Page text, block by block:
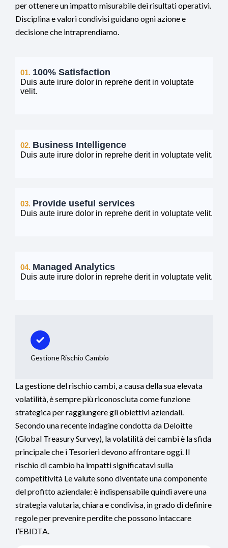
per ottenere un impatto misurabile dei risultati operativi.
Disciplina e valori condivisi guidano ogni azione e
decisione che intraprendiamo.
01. 100% Satisfaction
Duis aute irure dolor in reprehe derit in voluptate
velit.
02. Business Intelligence
Duis aute irure dolor in reprehe derit in voluptate velit.
03. Provide useful services
Duis aute irure dolor in reprehe derit in voluptate velit.
04. Managed Analytics
Duis aute irure dolor in reprehe derit in voluptate velit.
Gestione Rischio Cambio
La gestione del rischio cambi, a causa della sua elevata
volatilità, è sempre più riconosciuta come funzione
strategica per raggiungere gli obiettivi aziendali.
Secondo una recente indagine condotta da Deloitte
(Global Treasury Survey), la volatilità dei cambi è la sfida
principale che i Tesorieri devono affrontare oggi. Il
rischio di cambio ha impatti significatavi sulla
competitività Le valute sono diventate una componente
del profitto aziendale: è indispensabile quindi avere una
strategia valutaria, chiara e condivisa, in grado di definire
regole per prevenire perdite che possono intaccare
l’EBIDTA.